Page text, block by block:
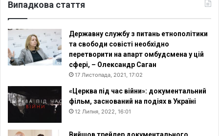
Випадкова стаття
Державну службу з питань етнополітики
та свободи совісті необхідно
перетворити на апарт омбудсмена у цій
сфері, – Олександр Саган
17 Листопада, 2021, 17:02
«Церква під час війни»: документальний
фільм, заснований на подіях в Україні
12 Липня, 2022, 16:01
Вийшов трейлер документального